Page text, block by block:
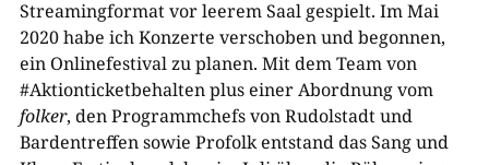
Streamingformat vor leerem Saal gespielt. Im Mai
2020 habe ich Konzerte verschoben und begonnen,
ein Onlinefestival zu planen. Mit dem Team von
#Aktionticketbehalten plus einer Abordnung vom
folker, den Programmchefs von Rudolstadt und
Bardentreffen sowie Profolk entstand das Sang und